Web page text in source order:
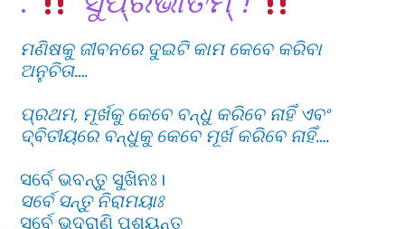
ମଣିଷକୁ ଜୀବନରେ ଦୁଇଟି କାମ କେବେ କରିବା
ଅନୁଚିତା….
ପ୍ରଥମ, ମୂର୍ଖକୁ କେବେ ବନ୍ଧୁ କରିବେ ନାହିଁ ଏବଂ
ଦ୍ବିତୀୟରେ ବନ୍ଧୁକୁ କେବେ ମୂର୍ଖ କରିବେ ନାହିଁ….
ସର୍ବେ ଭବନ୍ତୁ ସୁଖିନଃ।
ସର୍ବେ ସନ୍ତୁ ନିରାମୟାଃ
ସର୍ବେ ଭଦ୍ରାଣି ପଶ୍ୟନ୍ତୁ